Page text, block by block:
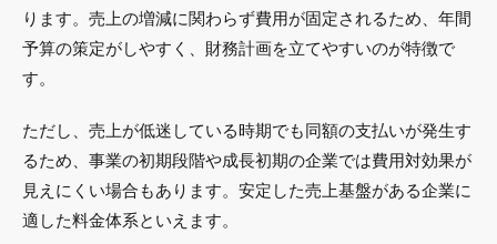
ります。売上の増減に関わらず費用が固定されるため、年間
予算の策定がしやすく、財務計画を立てやすいのが特徴で
す。
ただし、売上が低迷している時期でも同額の支払いが発生す
るため、事業の初期段階や成長初期の企業では費用対効果が
見えにくい場合もあります。安定した売上基盤がある企業に
適した料金体系といえます。